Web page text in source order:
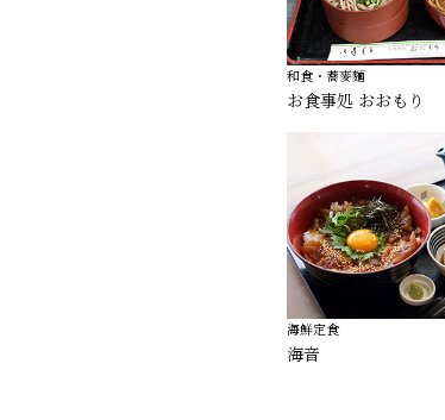
和食・蕎麥麵
お食事処 おおもり
海鮮定食
海音